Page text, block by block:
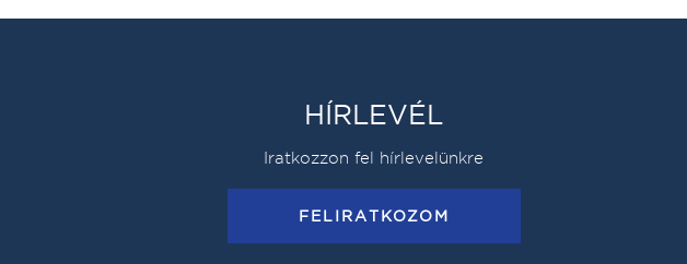
HÍRLEVÉL
Iratkozzon fel hírlevelünkre
FELIRATKOZOM